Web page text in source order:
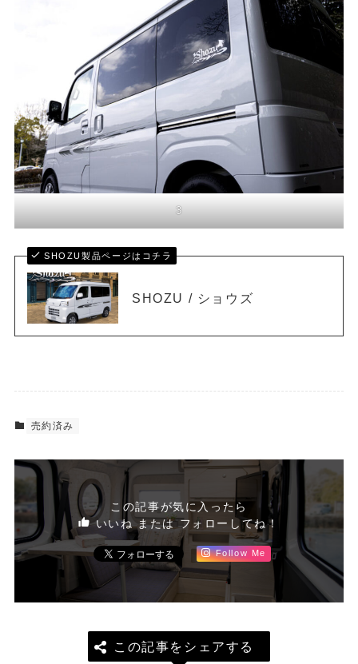
3
SHOZU製品ページはコチラ
SHOZU / ショウズ
売約済み
この記事が気に入ったら
いいね または フォローしてね！
Follow Me
この記事をシェアする